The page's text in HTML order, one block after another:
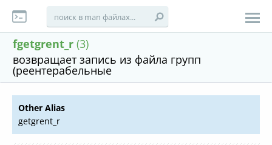
fgetgrent_r (3)
возвращает запись из файла групп
(реентерабельные
Other Alias
getgrent_r